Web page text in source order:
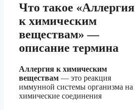
Что такое «Аллергия
к химическим
веществам» —
описание термина
Аллергия к химическим
веществам — это реакция
иммунной системы организма на
химические соединения